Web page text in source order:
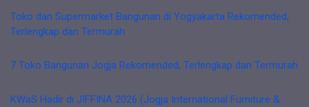
Toko dan Supermarket Bangunan di Yogyakarta Rekomended,
Terlengkap dan Termurah
7 Toko Bangunan Jogja Rekomended, Terlengkap dan Termurah
KWaS Hadir di JIFFINA 2026 (Jogja International Furniture &